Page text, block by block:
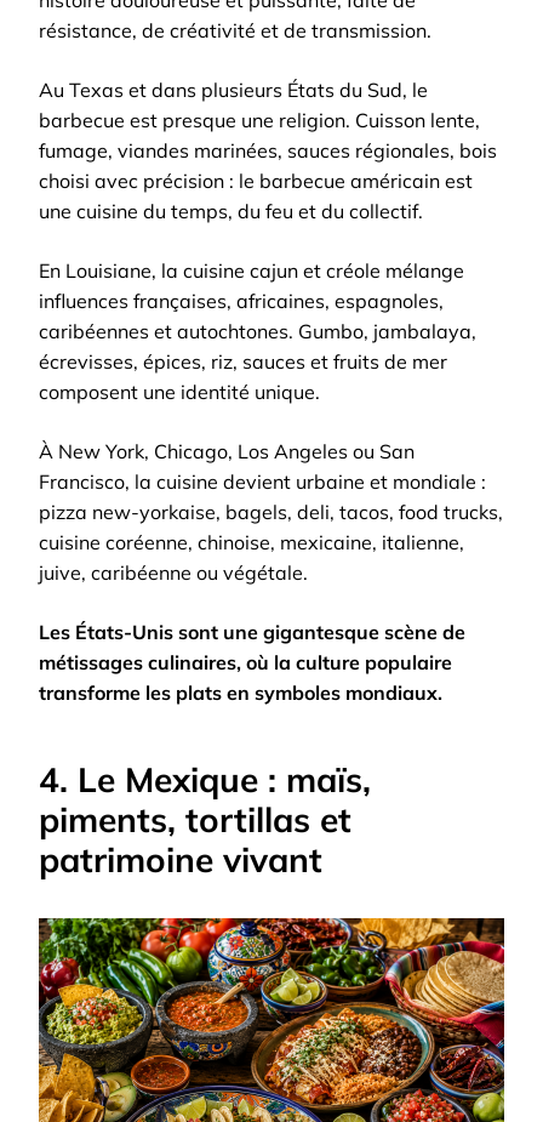
résistance, de créativité et de transmission.
Au Texas et dans plusieurs États du Sud, le
barbecue est presque une religion. Cuisson lente,
fumage, viandes marinées, sauces régionales, bois
choisi avec précision : le barbecue américain est
une cuisine du temps, du feu et du collectif.
En Louisiane, la cuisine cajun et créole mélange
influences françaises, africaines, espagnoles,
caribéennes et autochtones. Gumbo, jambalaya,
écrevisses, épices, riz, sauces et fruits de mer
composent une identité unique.
À New York, Chicago, Los Angeles ou San
Francisco, la cuisine devient urbaine et mondiale :
pizza new-yorkaise, bagels, deli, tacos, food trucks,
cuisine coréenne, chinoise, mexicaine, italienne,
juive, caribéenne ou végétale.
Les États-Unis sont une gigantesque scène de
métissages culinaires, où la culture populaire
transforme les plats en symboles mondiaux.
4. Le Mexique : maïs,
piments, tortillas et
patrimoine vivant